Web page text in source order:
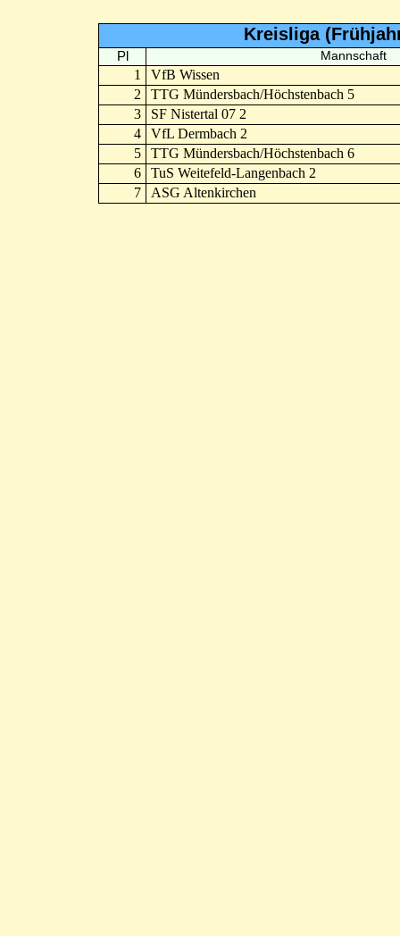
Kreisliga
Pl Mannschaft
1
VfB Wissen
2
TTG Mündersbach/Höchstenbach 5
3
SF Nistertal 07 2
4
VfL Dermbach 2
5
TTG Mündersbach/Höchstenbach 6
6
TuS Weitefeld-Langenbach 2
7
ASG Altenkirchen